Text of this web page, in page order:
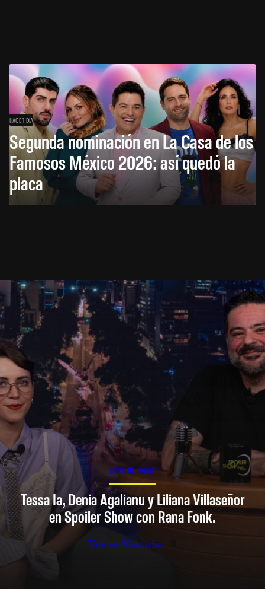
HACE 1 DÍA
Segunda nominación en La Casa de los
Famosos México 2026: así quedó la
placa
SPOILER SHOW
Tessa Ia, Denia Agalianu y Liliana Villaseñor
en Spoiler Show con Rana Fonk.
Ver en Youtube